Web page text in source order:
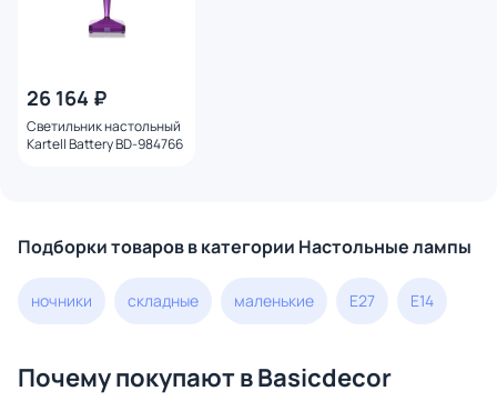
26 164 ₽
Светильник настольный
Kartell Battery BD-984766
Подборки товаров в категории Настольные лампы
ночники складные маленькие E27 E14
Почему покупают в Basicdecor